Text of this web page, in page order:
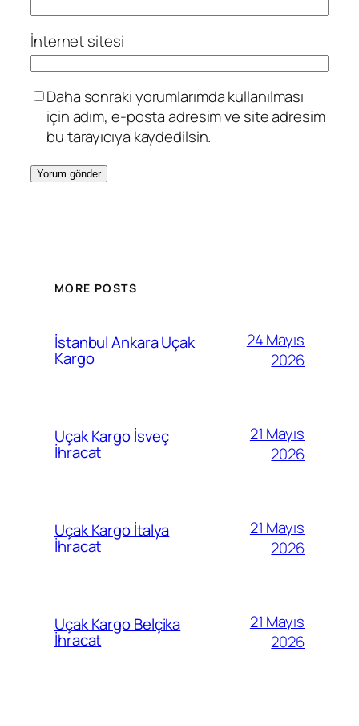
İnternet sitesi
Daha sonraki yorumlarımda kullanılması
için adım, e-posta adresim ve site adresim
bu tarayıcıya kaydedilsin.
MORE POSTS
İstanbul Ankara Uçak
Kargo
24 Mayıs
2026
Uçak Kargo İsveç
İhracat
21 Mayıs
2026
Uçak Kargo İtalya
İhracat
21 Mayıs
2026
Uçak Kargo Belçika
İhracat
21 Mayıs
2026